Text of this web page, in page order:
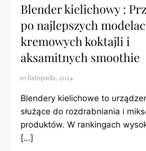
Blender kielichowy :
po najlepszych
kremowych koktajli i
aksamitnych smoothie
Blendery kielichowe to
służące do rozdrabniania i
produktów. W rankingach
[…]